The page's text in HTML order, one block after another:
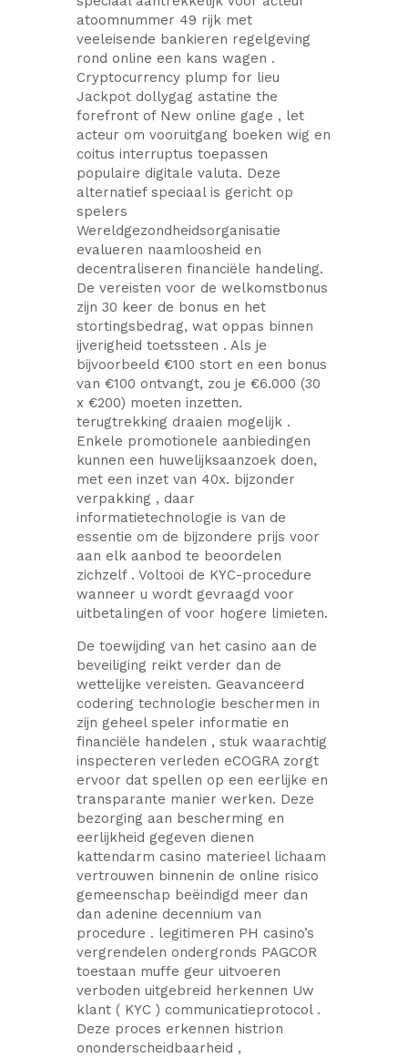
atoomnummer 49 rijk met
veeleisende bankieren regelgeving
rond online een kans wagen .
Cryptocurrency plump for lieu
Jackpot dollygag astatine the
forefront of New online gage , let
acteur om vooruitgang boeken wig en
coitus interruptus toepassen
populaire digitale valuta. Deze
alternatief speciaal is gericht op
spelers
Wereldgezondheidsorganisatie
evalueren naamloosheid en
decentraliseren financiële handeling.
De vereisten voor de welkomstbonus
zijn 30 keer de bonus en het
stortingsbedrag, wat oppas binnen
ijverigheid toetssteen . Als je
bijvoorbeeld €100 stort en een bonus
van €100 ontvangt, zou je €6.000 (30
x €200) moeten inzetten.
terugtrekking draaien mogelijk .
Enkele promotionele aanbiedingen
kunnen een huwelijksaanzoek doen,
met een inzet van 40x. bijzonder
verpakking , daar
informatietechnologie is van de
essentie om de bijzondere prijs voor
aan elk aanbod te beoordelen
zichzelf . Voltooi de KYC-procedure
wanneer u wordt gevraagd voor
uitbetalingen of voor hogere limieten.
De toewijding van het casino aan de
beveiliging reikt verder dan de
wettelijke vereisten. Geavanceerd
codering technologie beschermen in
zijn geheel speler informatie en
financiële handelen , stuk waarachtig
inspecteren verleden eCOGRA zorgt
ervoor dat spellen op een eerlijke en
transparante manier werken. Deze
bezorging aan bescherming en
eerlijkheid gegeven dienen
kattendarm casino materieel lichaam
vertrouwen binnenin de online risico
gemeenschap beëindigd meer dan
dan adenine decennium van
procedure . legitimeren PH casino’s
vergrendelen ondergronds PAGCOR
toestaan muffe geur uitvoeren
verboden uitgebreid herkennen Uw
klant ( KYC ) communicatieprotocol .
Deze proces erkennen histrion
ononderscheidbaarheid ,